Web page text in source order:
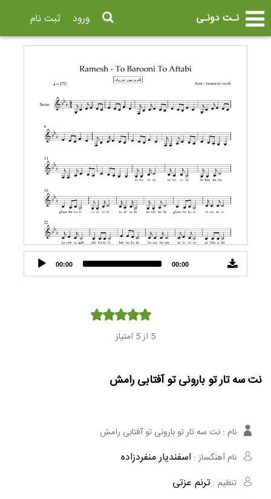
نـت دونـی ثبت نام ورود
Audio
Player
00:00 00:00
5 از 5 امتیاز
نت سه تار تو بارونی تو آفتابی رامش
نام : نت سه تار تو بارونی تو آفتابی رامش
نام آهنگساز : اسفندیار منفردزاده
تنظیم : ترنم عزتی